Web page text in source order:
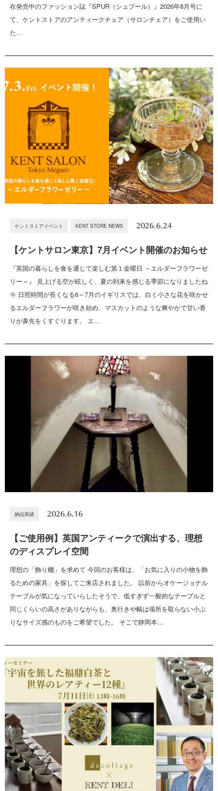
在発売中のファッション誌『SPUR（シュプール）』2026年8月号に
て、ケントストアのアンティークチェア（サロンチェア）をご使用い
た…
ケントストアイベント KENT STORE NEWS 2026.6.24
【ケントサロン東京】7月イベント開催のお知らせ
『英国の暮らしを食を通じて楽しむ第１金曜日 ～エルダーフラワーゼ
リー～』 見上げる空が眩しく、夏の到来を感じる季節になりましたね
🌞 日照時間が長くなる6～7月のイギリスでは、白く小さな花を咲かせ
るエルダーフラワーが咲き始め、マスカットのような爽やかで甘い香
りが鼻先をくすぐります。 エ…
納品実績 2026.6.16
【ご使用例】英国アンティークで演出する、理想
のディスプレイ空間
理想の「飾り棚」を求めて 今回のお客様は、「お気に入りの小物を飾
るための家具」を探してご来店されました。 以前からオケージョナル
テーブルが気になっていらしたそうで、低すぎず一般的なテーブルと
同じくらいの高さがありながらも、奥行きや幅は場所を取らない小ぶ
りなサイズ感のものをご希望でした。 そこで静岡本…